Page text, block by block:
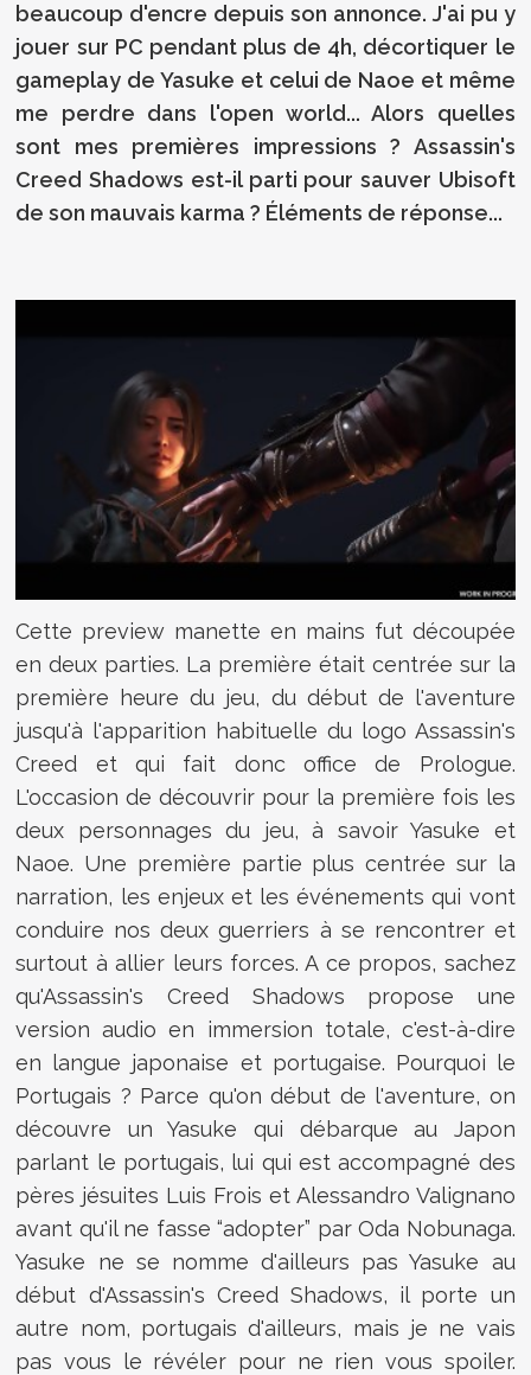
beaucoup d'encre depuis son annonce. J'ai pu y
jouer sur PC pendant plus de 4h, décortiquer le
gameplay de Yasuke et celui de Naoe et même
me perdre dans l'open world... Alors quelles
sont mes premières impressions ? Assassin's
Creed Shadows est-il parti pour sauver Ubisoft
de son mauvais karma ? Éléments de réponse...
Cette preview manette en mains fut découpée
en deux parties. La première était centrée sur la
première heure du jeu, du début de l'aventure
jusqu'à l'apparition habituelle du logo Assassin's
Creed et qui fait donc office de Prologue.
L'occasion de découvrir pour la première fois les
deux personnages du jeu, à savoir Yasuke et
Naoe. Une première partie plus centrée sur la
narration, les enjeux et les événements qui vont
conduire nos deux guerriers à se rencontrer et
surtout à allier leurs forces. A ce propos, sachez
qu'Assassin's Creed Shadows propose une
version audio en immersion totale, c'est-à-dire
en langue japonaise et portugaise. Pourquoi le
Portugais ? Parce qu'on début de l'aventure, on
découvre un Yasuke qui débarque au Japon
parlant le portugais, lui qui est accompagné des
pères jésuites Luis Frois et Alessandro Valignano
avant qu'il ne fasse “adopter” par Oda Nobunaga.
Yasuke ne se nomme d'ailleurs pas Yasuke au
début d'Assassin's Creed Shadows, il porte un
autre nom, portugais d'ailleurs, mais je ne vais
pas vous le révéler pour ne rien vous spoiler.